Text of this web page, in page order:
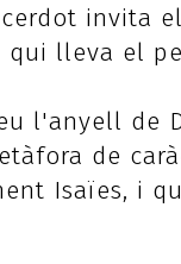
invita
lleva el
l'anyell de
de
Isaïes, i